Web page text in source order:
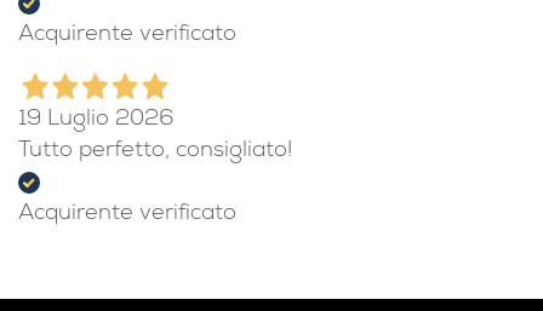
Acquirente verificato
19 Luglio 2026
Tutto perfetto, consigliato!
Acquirente verificato